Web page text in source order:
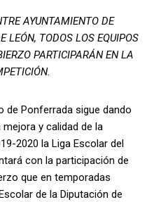
AYUNTAMIENTO DE
LEÓN, TODOS LOS EQUIPOS
PARTICIPARÁN EN LA
de Ponferrada sigue dando
y calidad de la
2020 la Liga Escolar del
con la participación de
que en temporadas
de la Diputación de